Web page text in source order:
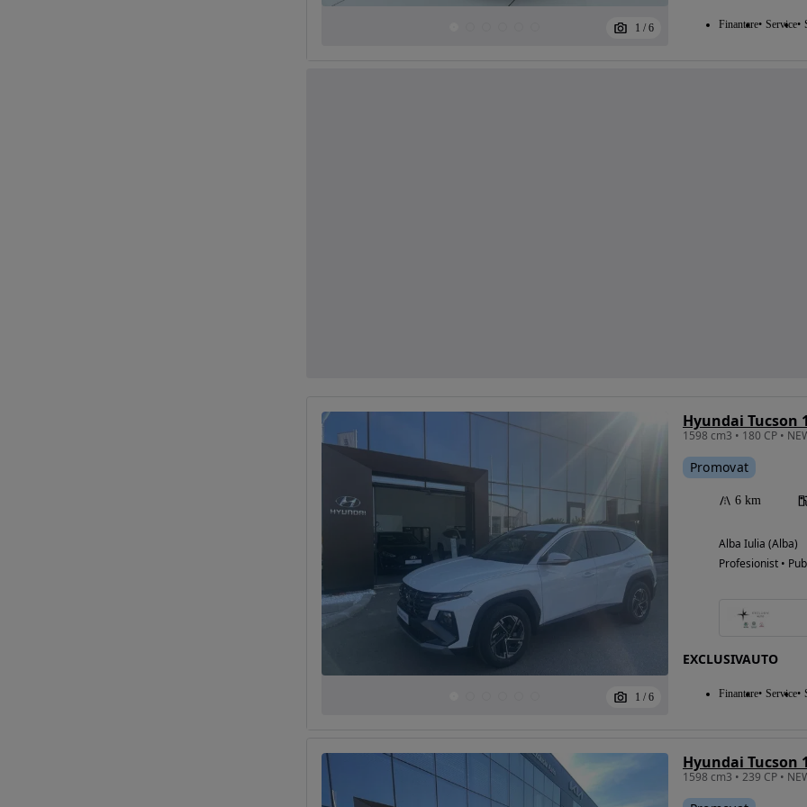
1 / 6 Finantare Service
1 / 6
Promovat
6 km
Alba Iulia (Alba)
Profesionist •
EXCLUSIVAUTO
Finantare Service